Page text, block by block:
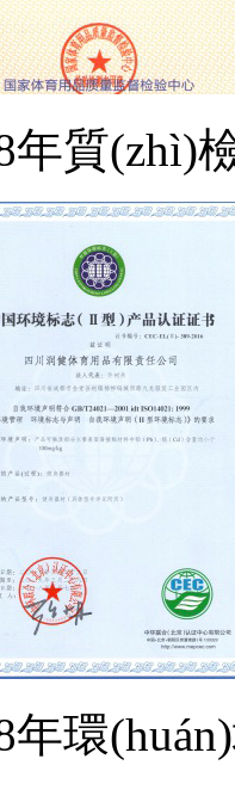
年質(zhì)
年環